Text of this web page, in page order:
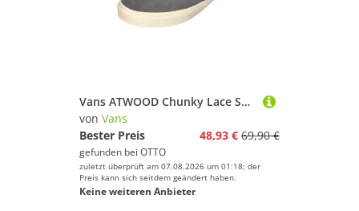
Vans ATWOOD Chunky Lace Skateschuh Frost Gray
von Vans
Bester Preis
48,93 € 69,90 €
gefunden bei OTTO
zuletzt überprüft am 07.08.2026 um 01:18; der
Preis kann sich seitdem geändert haben.
Keine weiteren Anbieter